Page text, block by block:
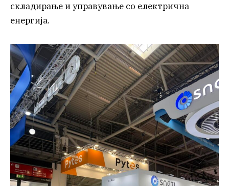
складирање и управување со електрична
енергија.